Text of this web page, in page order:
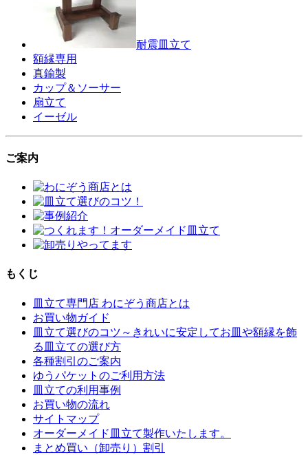
耐震皿立て
額縁専用
真鍮製
カップ＆ソーサー
扇立て
イーゼル
ご案内
もくじ
皿立て専門店 わにぞう商店とは
お買い物ガイド
皿立て選びのコツ～きれいに安定してお皿や額縁を飾
る皿立ての選び方
各種割引のご案内
ゆうパケットのご利用方法
皿立ての利用事例
お買い物の流れ
サイトマップ
オーダーメイド皿立て製作いたします。
まとめ買い（卸売り）割引